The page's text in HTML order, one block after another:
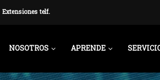
Extensiones telf.
NOSOTROS APRENDE